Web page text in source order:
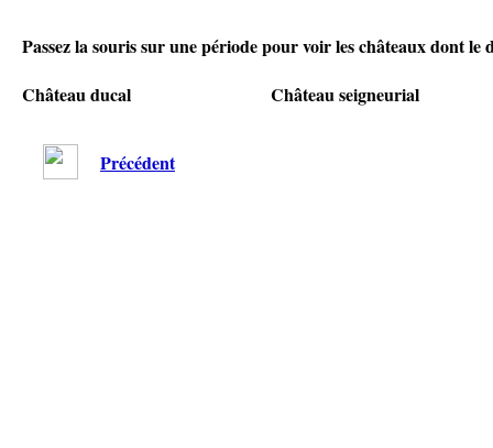
Passez la souris sur une période pour voir les châteaux dont
Château ducal
Château seigneurial
Précédent